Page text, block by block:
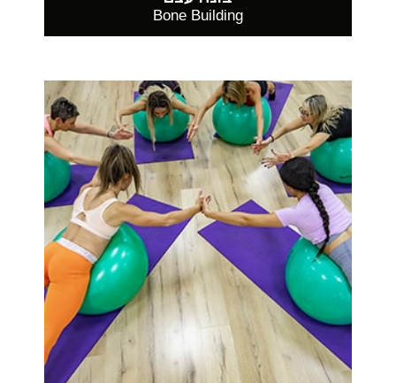
Bone Building